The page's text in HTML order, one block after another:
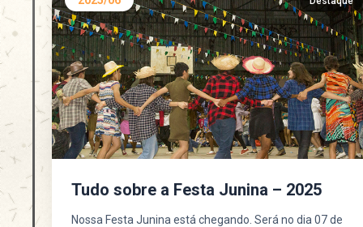
Tudo sobre a Festa Junina – 2025
Nossa Festa Junina está chegando. Será no dia 07 de